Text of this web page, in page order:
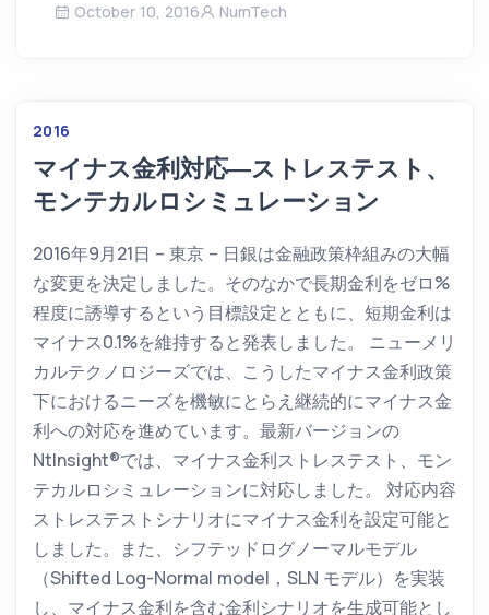
October 10, 2016 NumTech
2016
マイナス金利対応―ストレステスト、
モンテカルロシミュレーション
2016年9月21日 – 東京 – 日銀は金融政策枠組みの大幅
な変更を決定しました。そのなかで長期金利をゼロ%
程度に誘導するという目標設定とともに、短期金利は
マイナス0.1%を維持すると発表しました。 ニューメリ
カルテクノロジーズでは、こうしたマイナス金利政策
下におけるニーズを機敏にとらえ継続的にマイナス金
利への対応を進めています。最新バージョンの
NtInsight®では、マイナス金利ストレステスト、モン
テカルロシミュレーションに対応しました。 対応内容
ストレステストシナリオにマイナス金利を設定可能と
しました。また、シフテッドログノーマルモデル
（Shifted Log-Normal model，SLN モデル）を実装
し、マイナス金利を含む金利シナリオを生成可能とし